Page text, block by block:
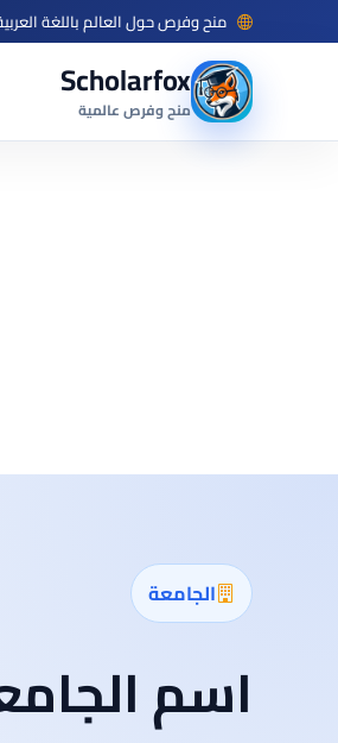
منح وفرص حول العالم باللغة
Scholarfox
منح وفرص عالمية
الجامعة
اسم